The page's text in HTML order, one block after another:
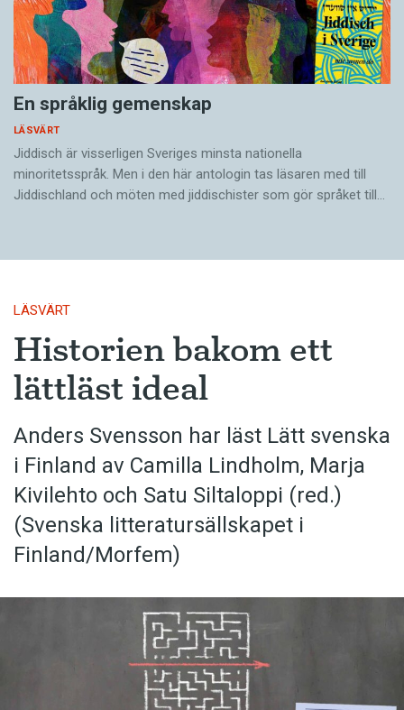
En språklig gemenskap
LÄSVÄRT
Jiddisch är visserligen Sveriges minsta nationella
minoritetsspråk. Men i den här antologin tas läsaren med till
Jiddischland och möten med jiddischister som gör språket till…
LÄSVÄRT
Historien bakom ett
lättläst ideal
Anders Svensson har läst Lätt svenska
i Finland av Camilla Lindholm, Marja
Kivilehto och Satu Siltaloppi (red.)
(Svenska litteratur­sällskapet i
Finland/Morfem)